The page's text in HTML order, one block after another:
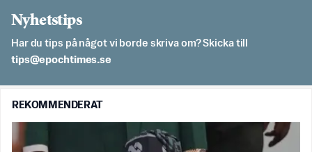
Nyhetstips
Har du tips på något vi borde skriva om? Skicka till
es.semithcope@spit
REKOMMENDERAT